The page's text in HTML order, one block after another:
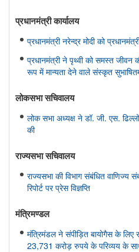
प्रधानमंत्री कार्यालय
प्रधानमंत्री नरेन्द्र मोदी को
प्रधानमंत्री ने पृथ्वी को समस्त जीवन
रूप में मान्यता देने वाले संस्कृत
लोकसभा सचिवालय
लोक सभा अध्यक्ष ने डॉ. जी. एस.
की
राज्यसभा सचिवालय
राज्यसभा की विभाग संबंधित वाणिज्य
रिपोर्ट पर प्रेस विज्ञप्ति
मंत्रिमण्‍डल
मंत्रिमंडल ने संपीड़ित बायोगैस के लिए
23,731 करोड़ रुपये के परिव्यय के